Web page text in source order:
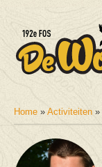
U bent hier
Home » Activiteiten »